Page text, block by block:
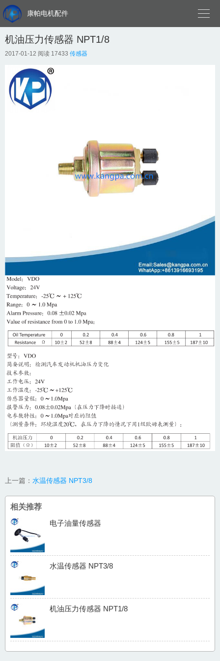
康帕电机配件 
机油压力传感器 NPT1/8
2017-01-12 阅读 17433 传感器
上一篇： 水温传感器 NPT3/8
相关推荐
电子油量传感器
水温传感器 NPT3/8
机油压力传感器 NPT1/8